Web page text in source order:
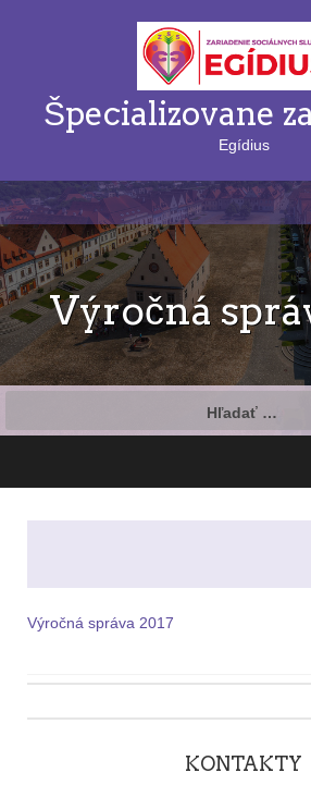
Špecializovane
Egídius
Výročná
Výročná správa 2017
navigation
KONTAKTY